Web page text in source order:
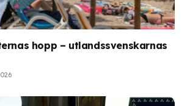
hopp – utlandssvenskarnas